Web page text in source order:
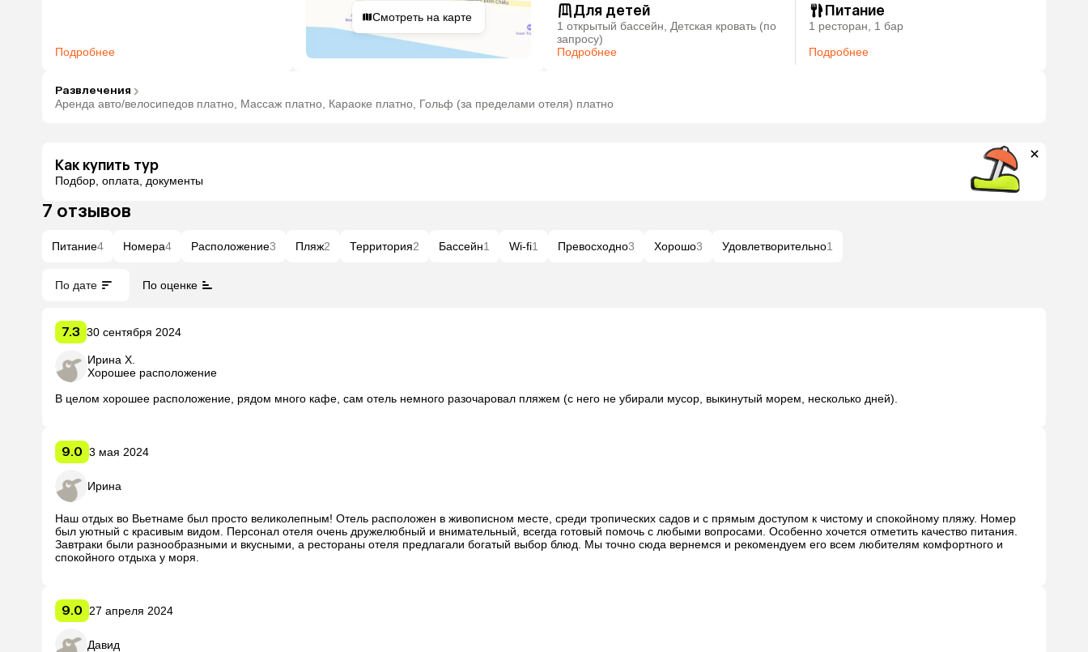
Подробнее
Смотреть на карте Для детей
1 открытый бассейн, Детская кровать (по
запросу)
Подробнее
Питание
1 ресторан, 1 бар
Подробнее
Развлечения
Аренда авто/велосипедов платно, Массаж платно, Караоке платно, Гольф (за пределами отеля) платно
Как купить тур
Подбор, оплата, документы
7 отзывов
Питание4 Номера4 Расположение3 Пляж2 Территория2 Бассейн1 Wi-fi1 Превосходно3 Хорошо3 Удовлетворительно1
По дате По оценке
7.3 30 сентября 2024
Ирина Х.
Хорошее расположение
В целом хорошее расположение, рядом много кафе, сам отель немного разочаровал пляжем (с него не убирали мусор, выкинутый морем, несколько дней).
9.0 3 мая 2024
Ирина
Наш отдых во Вьетнаме был просто великолепным! Отель расположен в живописном месте, среди тропических садов и с прямым доступом к чистому и спокойному пляжу. Номер
был уютный с красивым видом. Персонал отеля очень дружелюбный и внимательный, всегда готовый помочь с любыми вопросами. Особенно хочется отметить качество питания.
Завтраки были разнообразными и вкусными, а рестораны отеля предлагали богатый выбор блюд. Мы точно сюда вернемся и рекомендуем его всем любителям комфортного и
спокойного отдыха у моря.
9.0 27 апреля 2024
Давид